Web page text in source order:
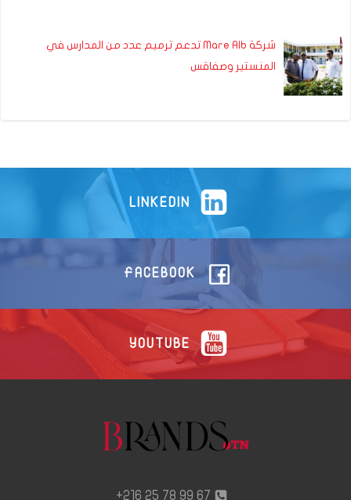
شركة Mare Alb تدعم ترميم عدد من المدارس في
المنستير وصفاقس
LINKEDIN
FACEBOOK
YOUTUBE
67 99 78 25 216+